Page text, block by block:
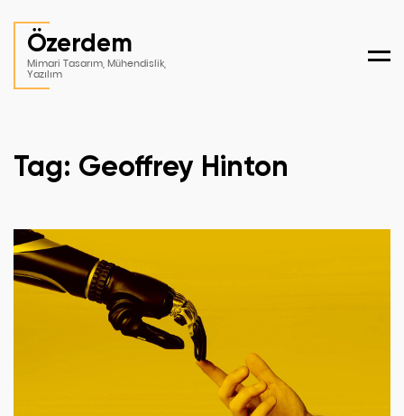
Özerdem
Mimari Tasarım, Mühendislik,
Yazılım
Tag: Geoffrey Hinton